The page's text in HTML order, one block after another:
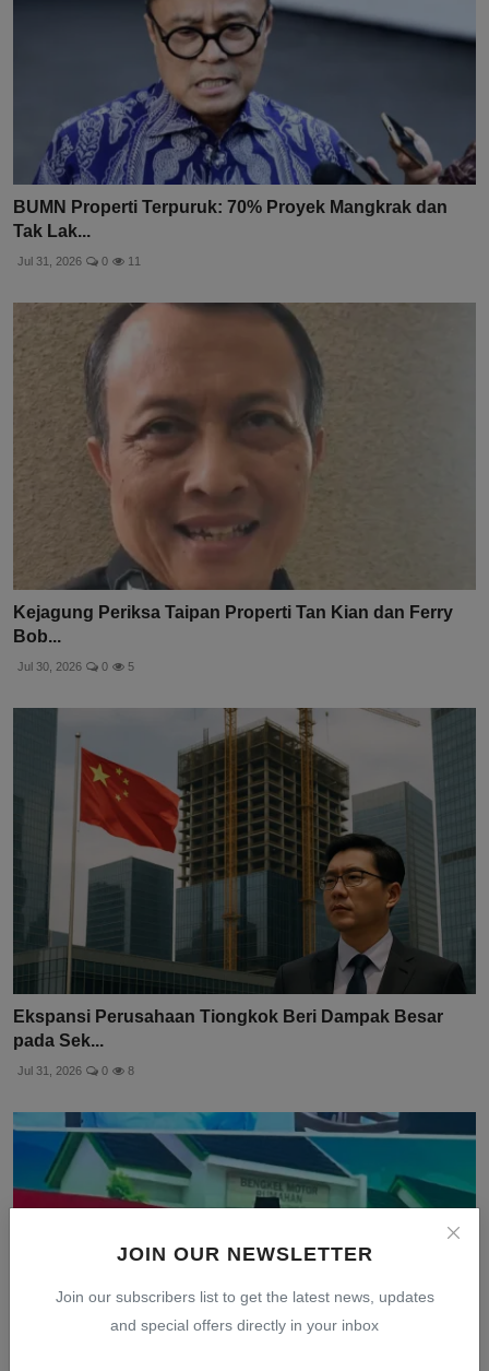
JOIN OUR NEWSLETTER
Join our subscribers list to get the latest news, updates
and special offers directly in your inbox
BUMN Properti Terpuruk: 70% Proyek Mangkrak dan
Tak Lak...
Jul 31, 2026 0 11
Kejagung Periksa Taipan Properti Tan Kian dan Ferry
Bob...
Jul 30, 2026 0 5
Ekspansi Perusahaan Tiongkok Beri Dampak Besar
pada Sek...
Jul 31, 2026 0 8